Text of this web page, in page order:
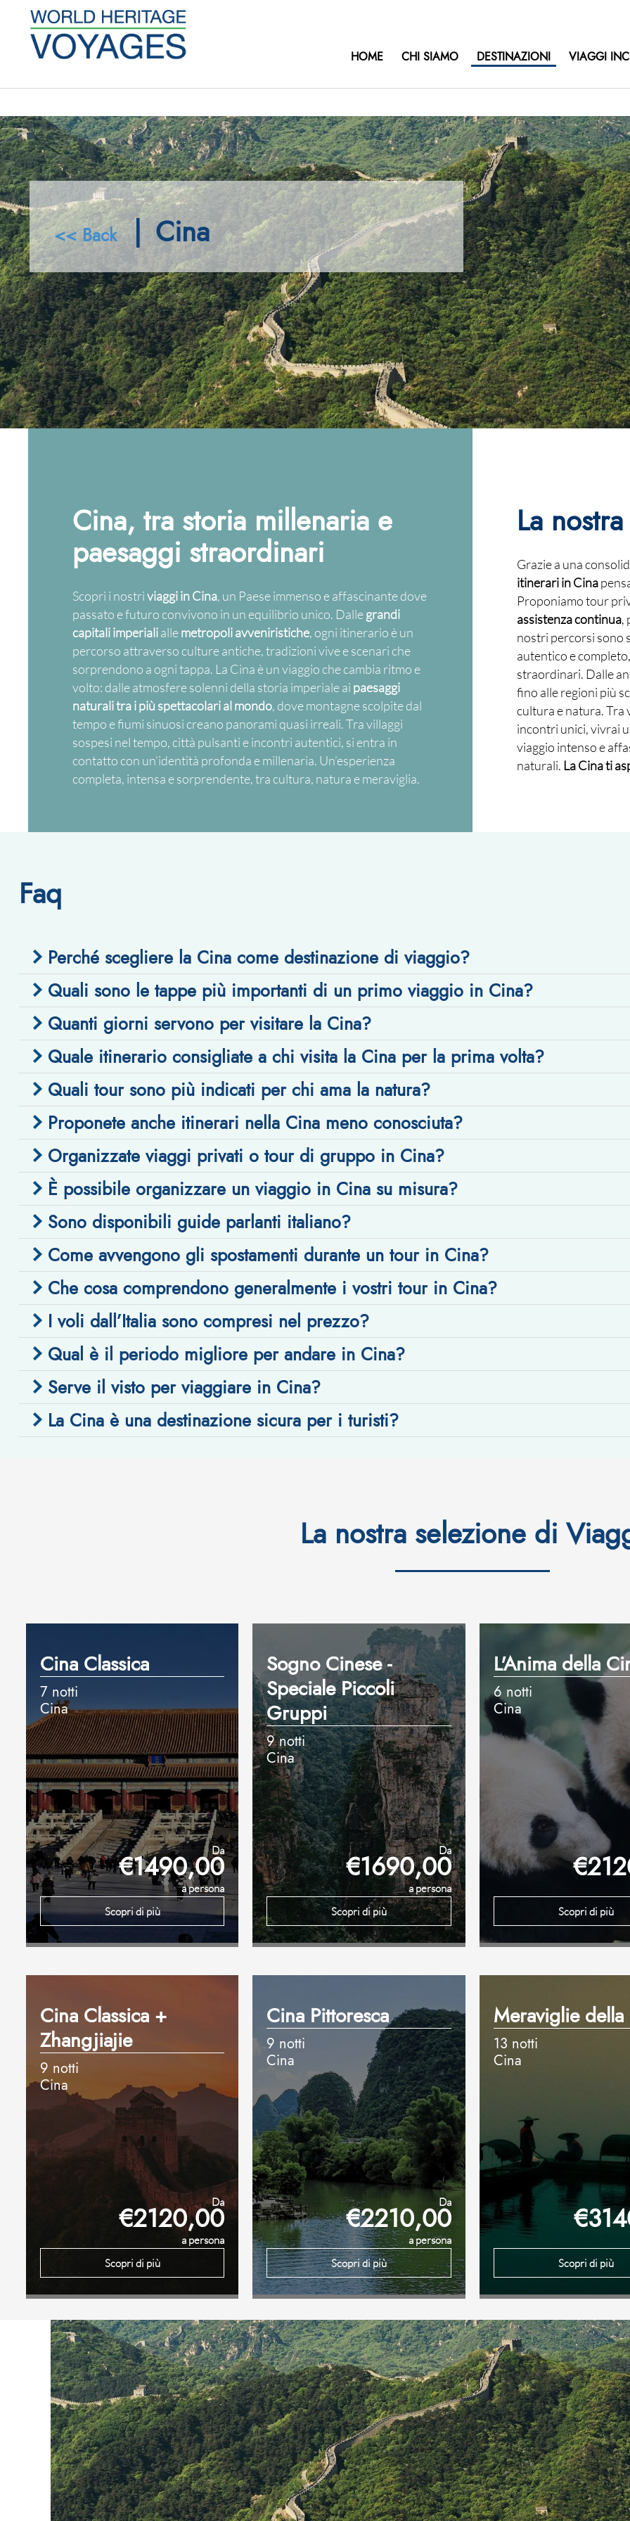
HOME CHI SIAMO DESTINAZIONI VIAGGI
<< Back| Cina
Cina, tra storia millenaria e
paesaggi straordinari
Scopri i nostriviaggi in Cina, un Paese immenso e affascinante dove
passato e futuro convivono in un equilibrio unico. Dallegrandi
capitali imperialiallemetropoli avveniristiche, ogni itinerario è un
percorso attraverso culture antiche, tradizioni vive e scenari che
sorprendono a ogni tappa. La Cina è un viaggio che cambia ritmo e
volto: dalle atmosfere solenni della storia imperiale ai paesaggi
naturali tra i più spettacolari al mondo, dove montagne scolpite dal
tempo e fiumi sinuosi creano panorami quasi irreali. Tra villaggi
sospesi nel tempo, città pulsanti e incontri autentici, si entra in
contatto con un’identità profonda e millenaria. Un’esperienza
completa, intensa e sorprendente, tra cultura, natura e meraviglia.
La
Grazie a una
itinerari in Cina
Proponiamo tour
assistenza continua,
nostri percorsi sono
autentico e
straordinari. Dalle
fino alle regioni più
cultura e natura. Tra
incontri unici, vivrai
viaggio intenso e
naturali. La Cina ti
Faq
Perché scegliere la Cina come destinazione di viaggio?
Quali sono le tappe più importanti di un primo viaggio in Cina?
Quanti giorni servono per visitare la Cina?
Quale itinerario consigliate a chi visita la Cina per la prima volta?
Quali tour sono più indicati per chi ama la natura?
Proponete anche itinerari nella Cina meno conosciuta?
Organizzate viaggi privati o tour di gruppo in Cina?
È possibile organizzare un viaggio in Cina su misura?
Sono disponibili guide parlanti italiano?
Come avvengono gli spostamenti durante un tour in Cina?
Che cosa comprendono generalmente i vostri tour in Cina?
I voli dall’Italia sono compresi nel prezzo?
Qual è il periodo migliore per andare in Cina?
Serve il visto per viaggiare in Cina?
La Cina è una destinazione sicura per i turisti?
La nostra selezione di
Cina Classica
7 notti
Cina
Da
€1490,00
a persona
Scopri di più
Sogno Cinese -
Speciale Piccoli
Gruppi
9 notti
Cina
Da
€1690,00
a persona
Scopri di più
L'Anima della
6 notti
Cina
Scopri di più
Cina Classica +
Zhangjiajie
9 notti
Cina
Da
€2120,00
a persona
Scopri di più
Cina Pittoresca
9 notti
Cina
Da
€2210,00
a persona
Scopri di più
Meraviglie della
13 notti
Cina
Scopri di più